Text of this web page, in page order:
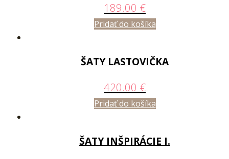
189.00 €
Pridať do košíka
ŠATY LASTOVIČKA
420.00 €
Pridať do košíka
ŠATY INŠPIRÁCIE I.